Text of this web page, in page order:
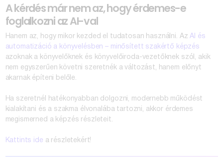
A kérdés már nem az, hogy érdemes-e
foglalkozni az AI-val
Hanem az, hogy mikor kezded el tudatosan használni. AzAI és
automatizáció a könyvelésben – minősített szakértő képzés
azoknak a könyvelőknek és könyvelőiroda-vezetőknek szól, akik
nem egyszerűen követni szeretnék a változást, hanem előnyt
akarnak építeni belőle.
Ha szeretnél hatékonyabban dolgozni, modernebb működést
kialakítani és a szakma élvonalába tartozni, akkor érdemes
megismerned a képzés részleteit.
Kattints ide a részletekért!